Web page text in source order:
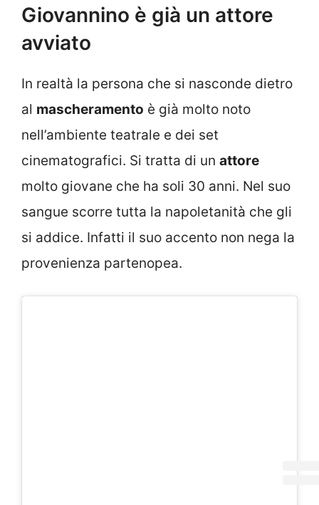
Giovannino è già un attore
avviato
In realtà la persona che si nasconde dietro
al mascheramento è già molto noto
nell’ambiente teatrale e dei set
cinematografici. Si tratta di un attore
molto giovane che ha soli 30 anni. Nel suo
sangue scorre tutta la napoletanità che gli
si addice. Infatti il suo accento non nega la
provenienza partenopea.